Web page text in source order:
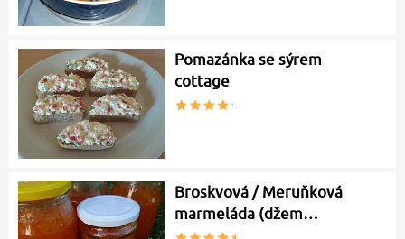
Pomazánka se sýrem
cottage
Broskvová / Meruňková
marmeláda (džem…